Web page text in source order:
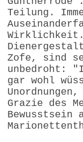
Teilung.
Zofe, sind
unbedroht:
gar wohl
Grazie des